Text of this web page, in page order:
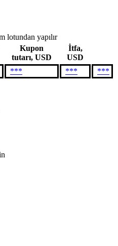
lotundan yapılır
Kupon
tutarı, USD
İtfa,
USD
*** ***
***